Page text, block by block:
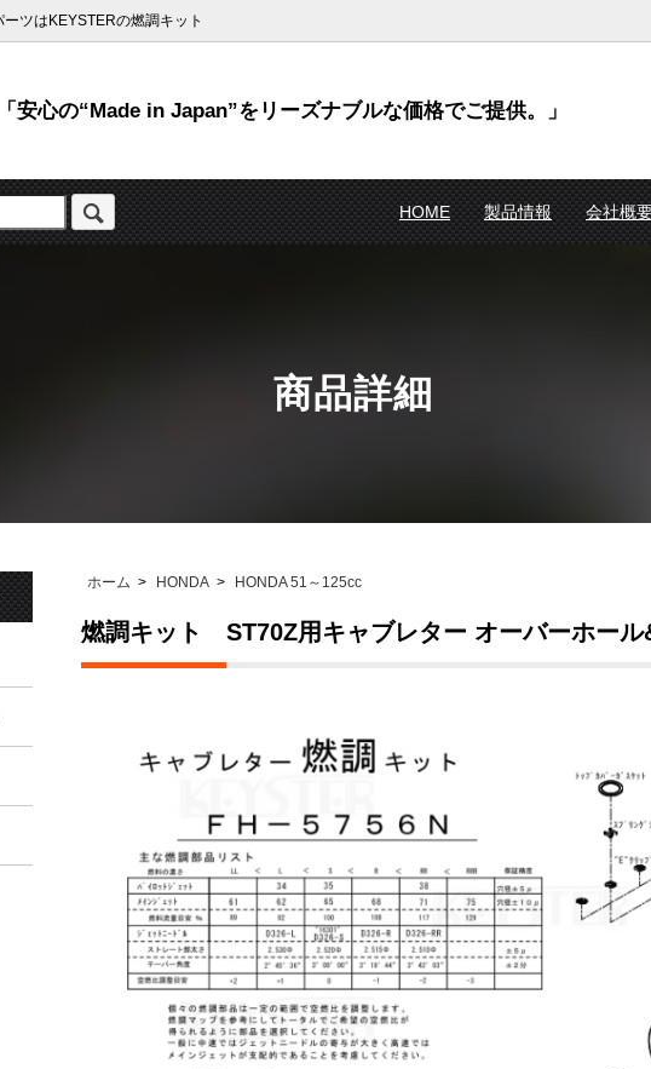
ツはKEYSTERの燃調キット
「安心の“Made in Japan”をリーズナブルな価格でご提供。」
HOME 製品情報 会社概
商品詳細
ホーム > HONDA > HONDA 51～125cc
燃調キット ST70Z用キャブレター オーバーホール